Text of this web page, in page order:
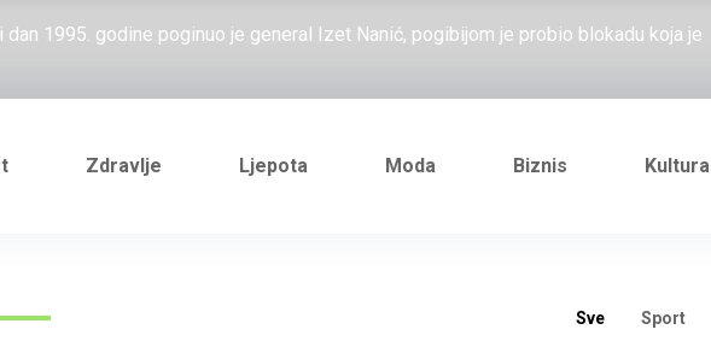
dan 1995. godine poginuo je general Izet Nanić, pogibijom je probio blokadu koja je
krivi pravosuđe: "Ždrale je u FBiH, obračuni se ne mogu predvidjeti i opet se
Zdravlje Ljepota Moda Biznis Kultura
Sve Sport